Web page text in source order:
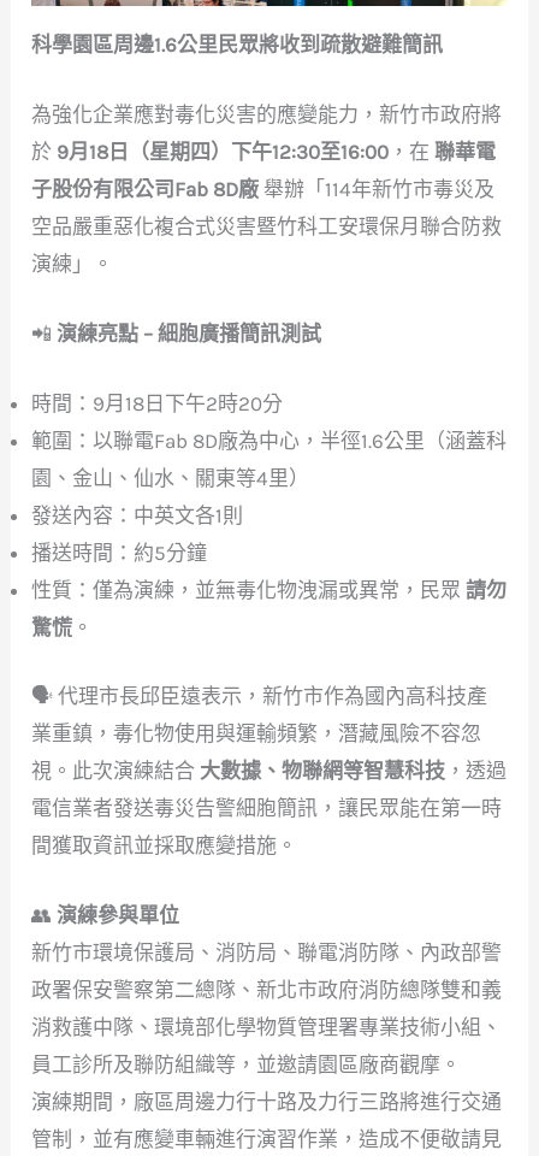
科學園區周邊1.6公里民眾將收到疏散避難簡訊
為強化企業應對毒化災害的應變能力，新竹市政府將
於 9月18日（星期四）下午12:30至16:00 ，在聯華電
子股份有限公司Fab 8D廠 舉辦「114年新竹市毒災及
空品嚴重惡化複合式災害暨竹科工安環保月聯合防救
演練」。
📲 演練亮點 – 細胞廣播簡訊測試
時間：9月18日下午2時20分
範圍：以聯電Fab 8D廠為中心，半徑1.6公里（涵蓋科
園、金山、仙水、關東等4里）
發送內容：中英文各1則
播送時間：約5分鐘
性質：僅為演練，並無毒化物洩漏或異常，民眾請勿
驚慌 。
🗣 代理市長邱臣遠表示，新竹市作為國內高科技產
業重鎮，毒化物使用與運輸頻繁，潛藏風險不容忽
視。此次演練結合 大數據、物聯網等智慧科技 ，透過
電信業者發送毒災告警細胞簡訊，讓民眾能在第一時
間獲取資訊並採取應變措施。
👥 演練參與單位
新竹市環境保護局、消防局、聯電消防隊、內政部警
政署保安警察第二總隊、新北市政府消防總隊雙和義
消救護中隊、環境部化學物質管理署專業技術小組、
員工診所及聯防組織等，並邀請園區廠商觀摩。
演練期間，廠區周邊力行十路及力行三路將進行交通
管制，並有應變車輛進行演習作業，造成不便敬請見